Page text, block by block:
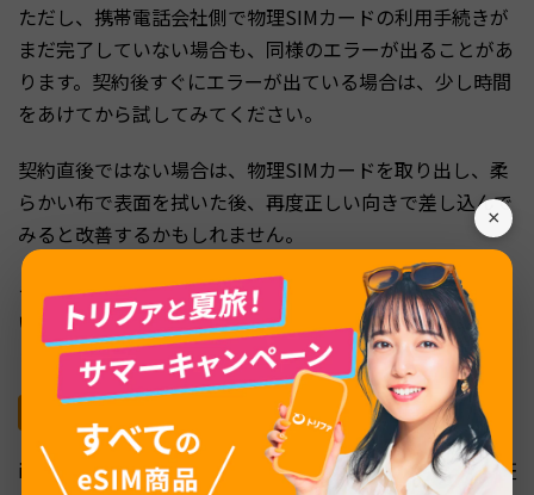
×
ただし、携帯電話会社側で物理SIMカードの利用手続きが
まだ完了していない場合も、同様のエラーが出ることがあ
ります。契約後すぐにエラーが出ている場合は、少し時間
をあけてから試してみてください。
契約直後ではない場合は、物理SIMカードを取り出し、柔
らかい布で表面を拭いた後、再度正しい向きで差し込んで
みると改善するかもしれません。
それでも改善しない場合は、物理SIMカードの不良を疑
い、契約している通信事業者に相談することをおすすめし
ます。
ネットワーク設定に問題が発生している
iPhoneのネットワーク設定に不具合があると、「PDP認証